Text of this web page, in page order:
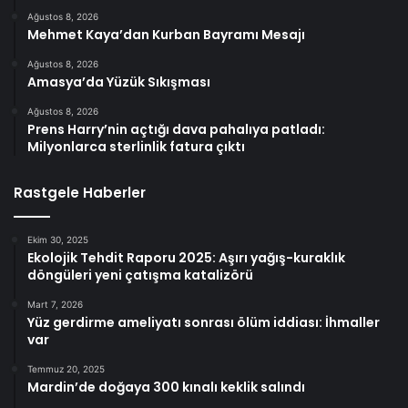
Ağustos 8, 2026
Mehmet Kaya’dan Kurban Bayramı Mesajı
Ağustos 8, 2026
Amasya’da Yüzük Sıkışması
Ağustos 8, 2026
Prens Harry’nin açtığı dava pahalıya patladı:
Milyonlarca sterlinlik fatura çıktı
Rastgele Haberler
Ekim 30, 2025
Ekolojik Tehdit Raporu 2025: Aşırı yağış-kuraklık
döngüleri yeni çatışma katalizörü
Mart 7, 2026
Yüz gerdirme ameliyatı sonrası ölüm iddiası: İhmaller
var
Temmuz 20, 2025
Mardin’de doğaya 300 kınalı keklik salındı